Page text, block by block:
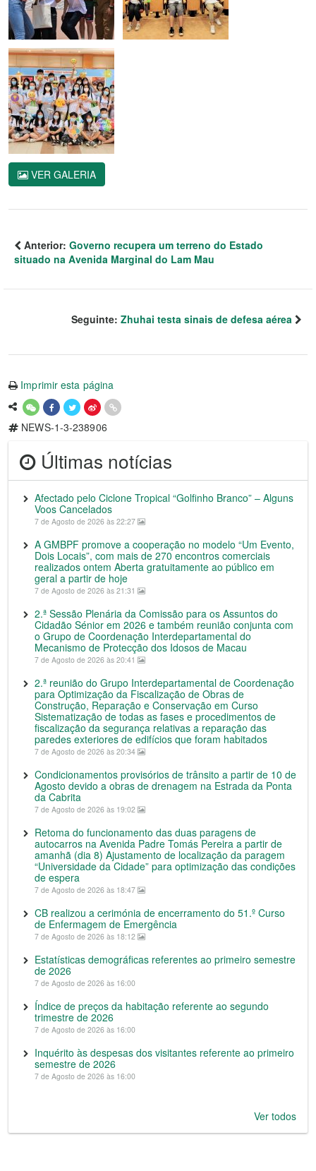
VER GALERIA
Anterior: Governo recupera um terreno do Estado
situado na Avenida Marginal do Lam Mau
Seguinte: Zhuhai testa sinais de defesa aérea
Imprimir esta página
NEWS-1-3-238906
Últimas notícias
Afectado pelo Ciclone Tropical “Golfinho Branco” – Alguns
Voos Cancelados
7 de Agosto de 2026 às 22:27
A GMBPF promove a cooperação no modelo “Um Evento,
Dois Locais”, com mais de 270 encontros comerciais
realizados ontem Aberta gratuitamente ao público em
geral a partir de hoje
7 de Agosto de 2026 às 21:31
2.ª Sessão Plenária da Comissão para os Assuntos do
Cidadão Sénior em 2026 e também reunião conjunta com
o Grupo de Coordenação Interdepartamental do
Mecanismo de Protecção dos Idosos de Macau
7 de Agosto de 2026 às 20:41
2.ª reunião do Grupo Interdepartamental de Coordenação
para Optimização da Fiscalização de Obras de
Construção, Reparação e Conservação em Curso
Sistematização de todas as fases e procedimentos de
fiscalização da segurança relativas a reparação das
paredes exteriores de edifícios que foram habitados
7 de Agosto de 2026 às 20:34
Condicionamentos provisórios de trânsito a partir de 10 de
Agosto devido a obras de drenagem na Estrada da Ponta
da Cabrita
7 de Agosto de 2026 às 19:02
Retoma do funcionamento das duas paragens de
autocarros na Avenida Padre Tomás Pereira a partir de
amanhã (dia 8) Ajustamento de localização da paragem
“Universidade da Cidade” para optimização das condições
de espera
7 de Agosto de 2026 às 18:47
CB realizou a cerimónia de encerramento do 51.º Curso
de Enfermagem de Emergência
7 de Agosto de 2026 às 18:12
Estatísticas demográficas referentes ao primeiro semestre
de 2026
7 de Agosto de 2026 às 16:00
Índice de preços da habitação referente ao segundo
trimestre de 2026
7 de Agosto de 2026 às 16:00
Inquérito às despesas dos visitantes referente ao primeiro
semestre de 2026
7 de Agosto de 2026 às 16:00
Ver todos